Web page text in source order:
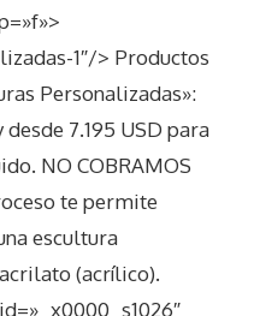
1″/> Productos
Personalizadas»:
7.195 USD para
NO COBRAMOS
te permite
escultura
(acrílico).